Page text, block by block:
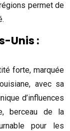
permet de
Unis :
forte, marquée
avec sa
d’influences
berceau de la
pour les